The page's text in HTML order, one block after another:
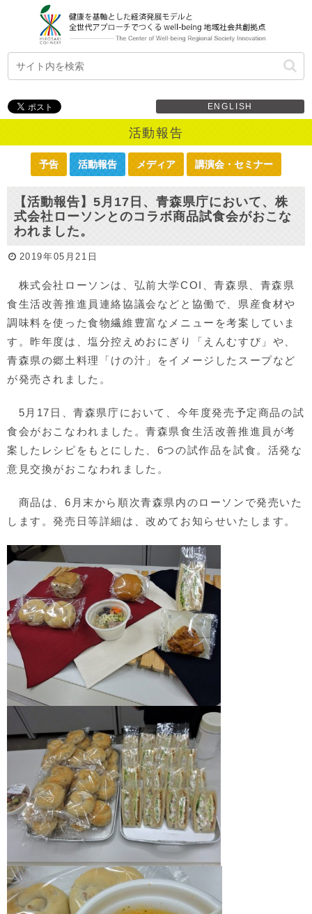
ENGLISH
活動報告
予告 活動報告 メディア 講演会・セミナー
【活動報告】5月17日、青森県庁において、株
式会社ローソンとのコラボ商品試食会がおこな
われました。
2019年05月21日
株式会社ローソンは、弘前大学COI、青森県、青森県
食生活改善推進員連絡協議会などと協働で、県産食材や
調味料を使った食物繊維豊富なメニューを考案していま
す。昨年度は、塩分控えめおにぎり「えんむすび」や、
青森県の郷土料理「けの汁」をイメージしたスープなど
が発売されました。
5月17日、青森県庁において、今年度発売予定商品の試
食会がおこなわれました。青森県食生活改善推進員が考
案したレシピをもとにした、6つの試作品を試食。活発な
意見交換がおこなわれました。
商品は、6月末から順次青森県内のローソンで発売いた
します。発売日等詳細は、改めてお知らせいたします。